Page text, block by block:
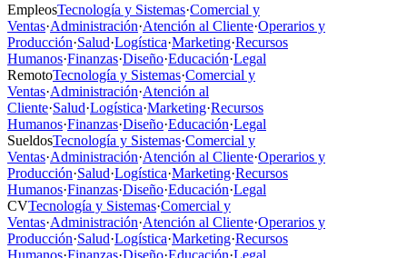
EmpleosTecnología y Sistemas·Comercial y
Ventas·Administración·Atención al Cliente·Operarios y
Producción·Salud·Logística·Marketing·Recursos
Humanos·Finanzas·Diseño·Educación·Legal
RemotoTecnología y Sistemas·Comercial y
Ventas·Administración·Atención al
Cliente·Salud·Logística·Marketing·Recursos
Humanos·Finanzas·Diseño·Educación·Legal
SueldosTecnología y Sistemas·Comercial y
Ventas·Administración·Atención al Cliente·Operarios y
Producción·Salud·Logística·Marketing·Recursos
Humanos·Finanzas·Diseño·Educación·Legal
CVTecnología y Sistemas·Comercial y
Ventas·Administración·Atención al Cliente·Operarios y
Producción·Salud·Logística·Marketing·Recursos
Humanos·Finanzas·Diseño·Educación·Legal